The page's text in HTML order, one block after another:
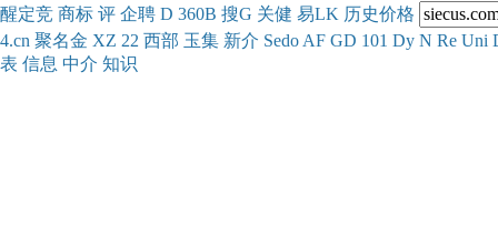
醒定竞 商标 评 企聘 D 360B 搜G 关健 易LK 历史价格
4.cn 聚名金 XZ 22 西部 玉集 新介 Sedo AF GD 101 Dy N Re Uni
表 信息 中介 知识